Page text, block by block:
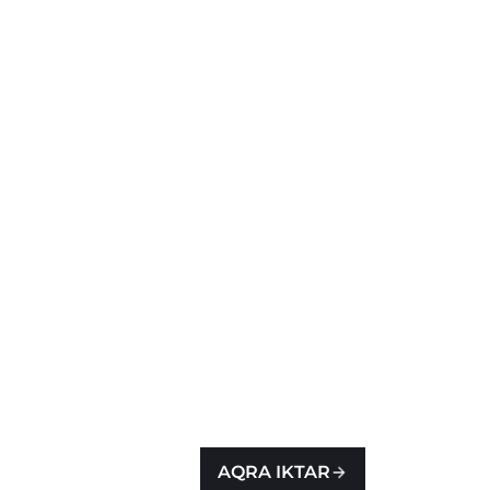
AQRA IKTAR